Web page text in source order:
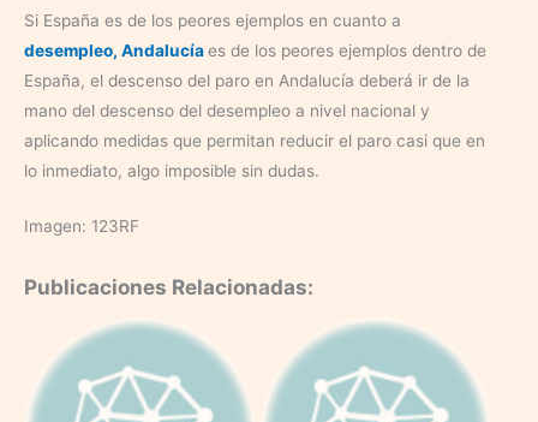
Si España es de los peores ejemplos en cuanto a
desempleo, Andalucíaes de los peores ejemplos dentro de
España, el descenso del paro en Andalucía deberá ir de la
mano del descenso del desempleo a nivel nacional y
aplicando medidas que permitan reducir el paro casi que en
lo inmediato, algo imposible sin dudas.
Imagen: 123RF
Publicaciones Relacionadas: